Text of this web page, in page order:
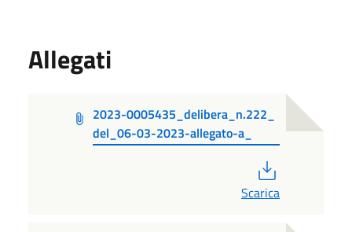
Allegati
2023-0005435_delibera_n.222_
del_06-03-2023-allegato-a_
Scarica